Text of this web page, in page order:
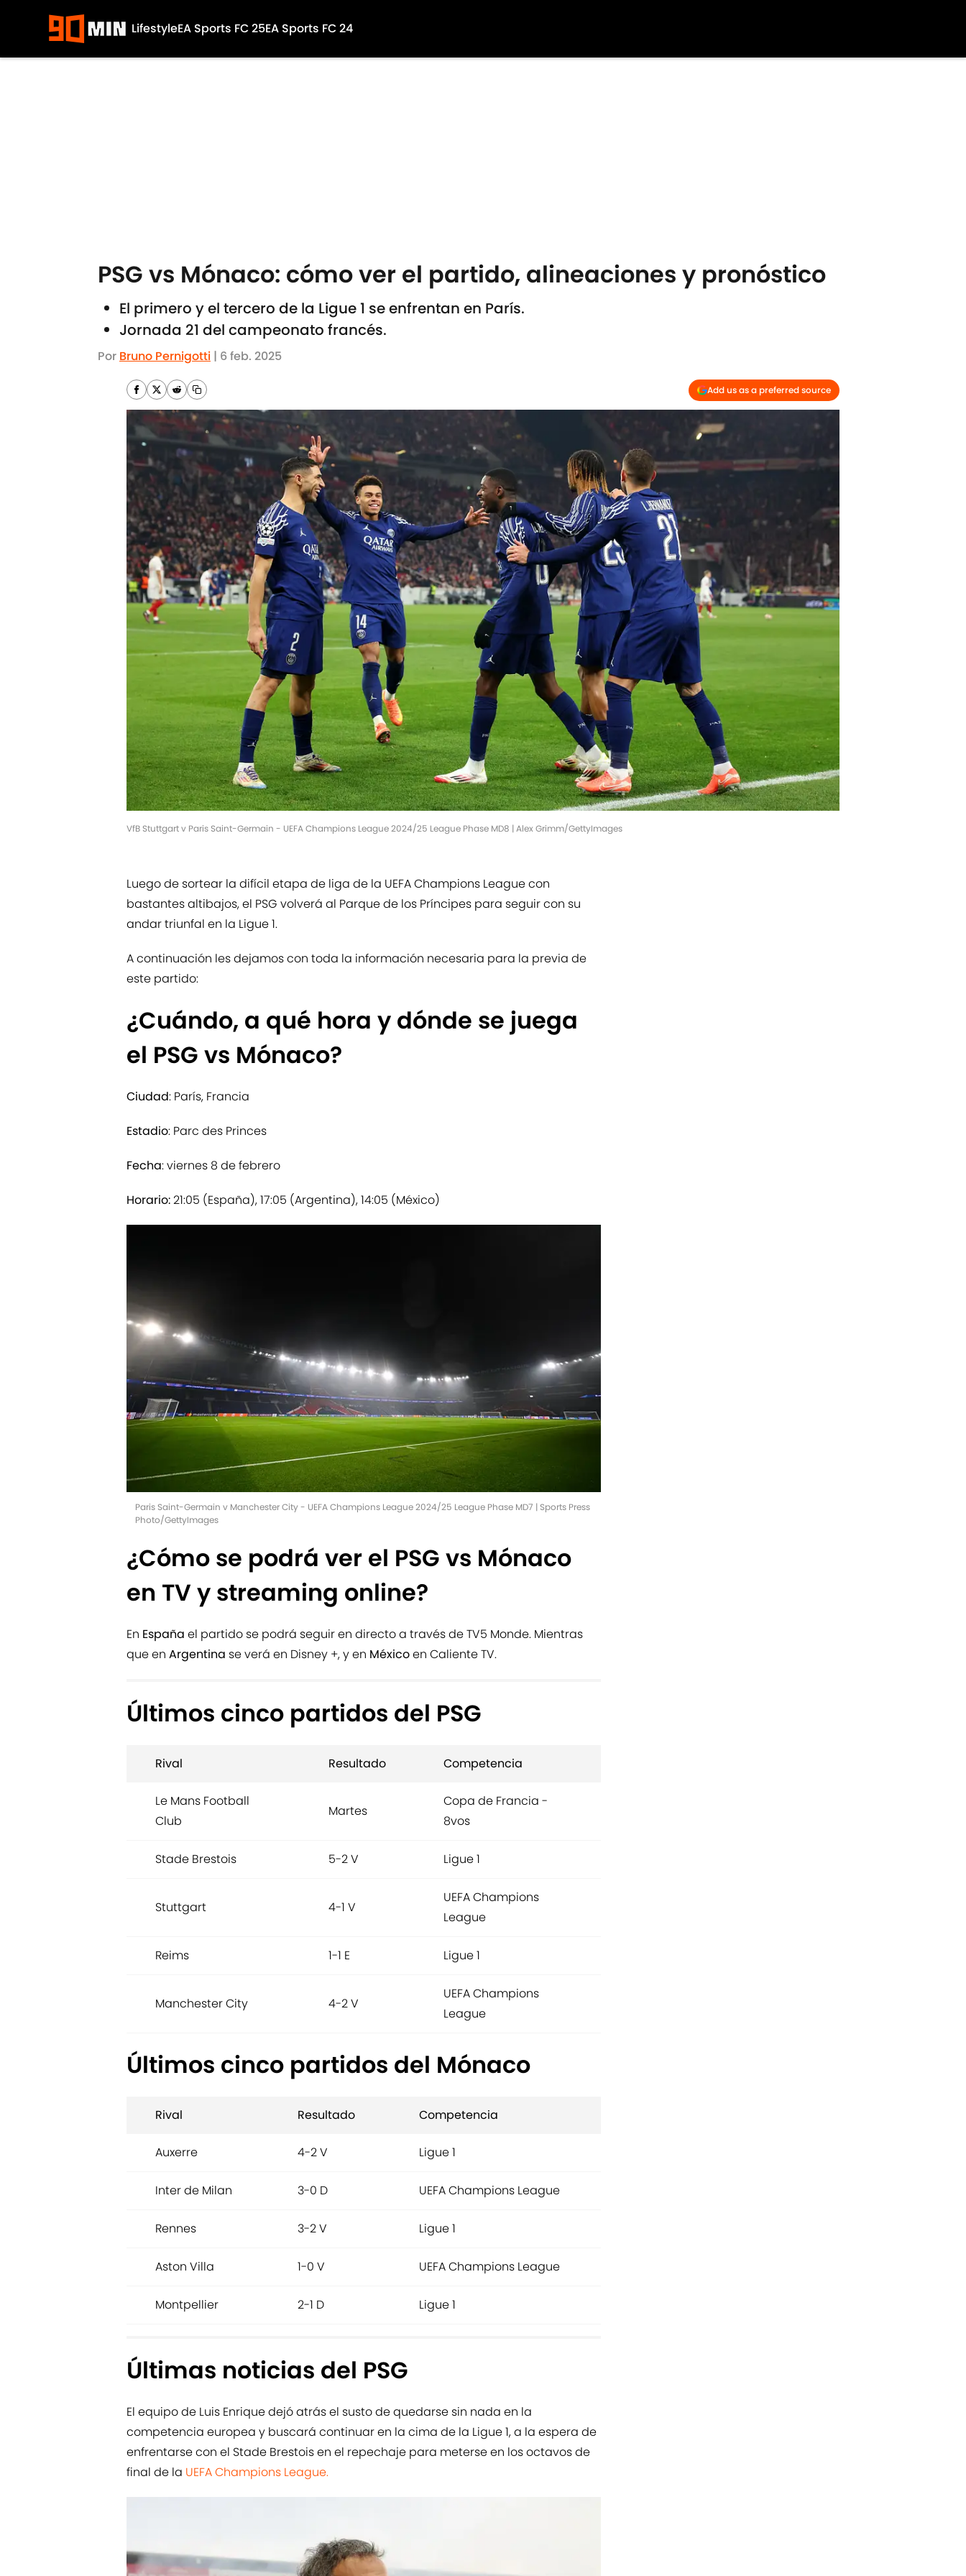
LifestyleEA Sports FC 25EA Sports FC 24
PSG vs Mónaco: cómo ver el partido, alineaciones y pronóstico
El primero y el tercero de la Ligue 1 se enfrentan en París.
Jornada 21 del campeonato francés.
Por Bruno Pernigotti | 6 feb. 2025
Add us as a preferred source
VfB Stuttgart v Paris Saint-Germain - UEFA Champions League 2024/25 League Phase MD8 | Alex Grimm/GettyImages
Luego de sortear la difícil etapa de liga de la UEFA Champions League con
bastantes altibajos, el PSG volverá al Parque de los Príncipes para seguir con su
andar triunfal en la Ligue 1.
A continuación les dejamos con toda la información necesaria para la previa de
este partido:
¿Cuándo, a qué hora y dónde se juega
el PSG vs Mónaco?
Ciudad: París, Francia
Estadio: Parc des Princes
Fecha: viernes 8 de febrero
Horario:21:05 (España), 17:05 (Argentina), 14:05 (México)
Paris Saint-Germain v Manchester City - UEFA Champions League 2024/25 League Phase MD7 | Sports Press
Photo/GettyImages
¿Cómo se podrá ver el PSG vs Mónaco
en TV y streaming online?
En España el partido se podrá seguir en directo a través de TV5 Monde. Mientras
que en Argentina se verá en Disney +, y en Méxicoen Caliente TV.
Últimos cinco partidos del PSG
Rival Resultado Competencia
Le Mans Football
Club
Martes
Copa de Francia -
8vos
Stade Brestois 5-2 V Ligue 1
Stuttgart 4-1 V
UEFA Champions
League
Reims 1-1 E Ligue 1
Manchester City 4-2 V
UEFA Champions
League
Últimos cinco partidos del Mónaco
Rival Resultado Competencia
Auxerre 4-2 V Ligue 1
Inter de Milan 3-0 D UEFA Champions League
Rennes 3-2 V Ligue 1
Aston Villa 1-0 V UEFA Champions League
Montpellier 2-1 D Ligue 1
Últimas noticias del PSG
El equipo de Luis Enrique dejó atrás el susto de quedarse sin nada en la
competencia europea y buscará continuar en la cima de la Ligue 1, a la espera de
enfrentarse con el Stade Brestois en el repechaje para meterse en los octavos de
final de la UEFA Champions League.